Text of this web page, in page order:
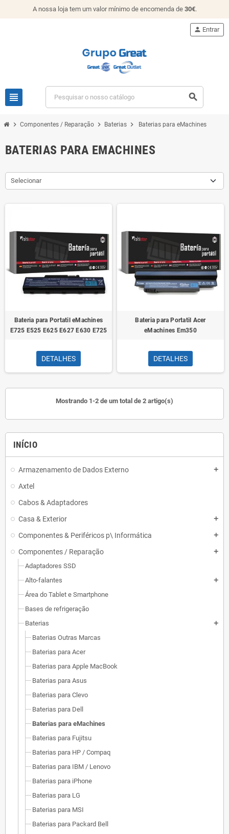
A nossa loja tem um valor mínimo de encomenda de 30€.
view_headline search
person Entrar
chevron_right Componentes / Reparação chevron_right Baterias chevron_right Baterias para eMachines
INÍCIO
Armazenamento de Dados Externo add
Axtel
Cabos & Adaptadores
Casa & Exterior
add
Componentes & Periféricos p\ Informática add
Componentes / Reparação add
Adaptadores SSD
Alto-falantes
add
Área do Tablet e Smartphone
Bases de refrigeração
Baterias
add
Baterias Outras Marcas
Baterias para Acer
Baterias para Apple MacBook
Baterias para Asus
Baterias para Clevo
Baterias para Dell
Baterias para eMachines
Baterias para Fujitsu
Baterias para HP / Compaq
Baterias para IBM / Lenovo
Baterias para iPhone
Baterias para LG
Baterias para MSI
Baterias para Packard Bell
BATERIAS PARA EMACHINES
Selecionar
Bateria para Portatil eMachines
E725 E525 E625 E627 E630 E725
DETALHES
Bateria para Portatil Acer
eMachines Em350
DETALHES
Mostrando 1-2 de um total de 2 artigo(s)